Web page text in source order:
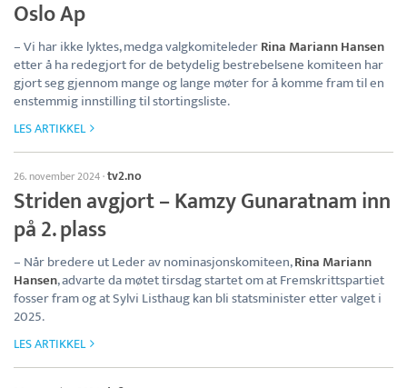
Oslo Ap
– Vi har ikke lyktes, medga valgkomitelederRina Mariann Hansen
etter å ha redegjort for de betydelig bestrebelsene komiteen har
gjort seg gjennom mange og lange møter for å komme fram til en
enstemmig innstilling til stortingsliste.
LES ARTIKKEL
26. november 2024·tv2.no
Striden avgjort – Kamzy Gunaratnam inn
på 2. plass
– Når bredere ut Leder av nominasjonskomiteen,Rina Mariann
Hansen, advarte da møtet tirsdag startet om at Fremskrittspartiet
fosser fram og at Sylvi Listhaug kan bli statsminister etter valget i
2025.
LES ARTIKKEL